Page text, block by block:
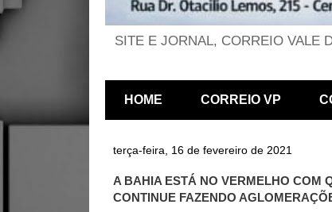
SITE E JORNAL, CORREIO VALE
HOME CORREIO VP
terça-feira, 16 de fevereiro de 2021
A BAHIA ESTÁ NO VERMELHO COM
CONTINUE FAZENDO